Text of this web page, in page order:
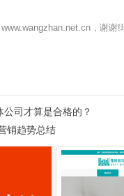
，谢谢!
司才算是合格的？
销趋势总结